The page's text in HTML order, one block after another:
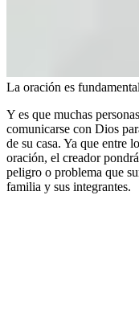
La oración es
Y es que muchas
comunicarse con Dios
de su casa. Ya que entre
oración, el creador
peligro o problema que
familia y sus integrantes.